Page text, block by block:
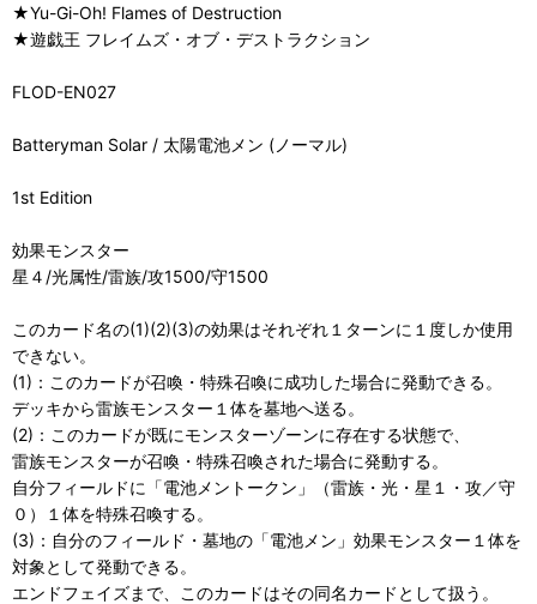
★Yu-Gi-Oh! Flames of Destruction
★遊戯王 フレイムズ・オブ・デストラクション
FLOD-EN027
Batteryman Solar / 太陽電池メン (ノーマル)
1st Edition
効果モンスター
星４/光属性/雷族/攻1500/守1500
このカード名の(1)(2)(3)の効果はそれぞれ１ターンに１度しか使用
できない。
(1)：このカードが召喚・特殊召喚に成功した場合に発動できる。
デッキから雷族モンスター１体を墓地へ送る。
(2)：このカードが既にモンスターゾーンに存在する状態で、
雷族モンスターが召喚・特殊召喚された場合に発動する。
自分フィールドに「電池メントークン」（雷族・光・星１・攻／守
０）１体を特殊召喚する。
(3)：自分のフィールド・墓地の「電池メン」効果モンスター１体を
対象として発動できる。
エンドフェイズまで、このカードはその同名カードとして扱う。